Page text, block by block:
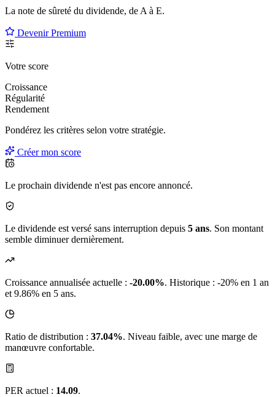
La note de sûreté du dividende, de A à E.
Devenir Premium
Votre score
Croissance
Régularité
Rendement
Pondérez les critères selon votre stratégie.
Créer mon score
Le prochain dividende n'est pas encore annoncé.
Le dividende est versé sans interruption depuis 5 ans. Son montant
semble diminuer dernièrement.
Croissance annualisée actuelle : -20.00%. Historique : -20% en 1 an
et 9.86% en 5 ans.
Ratio de distribution : 37.04%. Niveau faible, avec une marge de
manœuvre confortable.
PER actuel : 14.09.